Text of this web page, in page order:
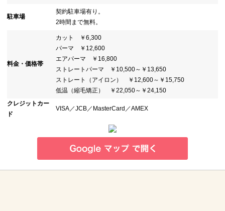
駐車場
契約駐車場有り。
2時間まで無料。
料金・価格帯
カット ￥6,300
パーマ ￥12,600
エアパーマ ￥16,800
ストレートパーマ ￥10,500～￥13,650
ストレート（アイロン） ￥12,600～￥15,750
低温（縮毛矯正） ￥22,050～￥24,150
クレジットカー
ド
VISA／JCB／MasterCard／AMEX